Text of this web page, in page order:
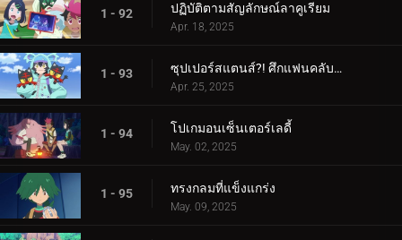
1 - 92 ปฏิบัติตามสัญลักษณ์ลาคูเรียม
Apr. 18, 2025
1 - 93 ซุปเปอร์สแตนส์?! ศึกแฟนคลับคุรุมิน!!
Apr. 25, 2025
1 - 94 โปเกมอนเซ็นเตอร์เลดี้
May. 02, 2025
1 - 95 ทรงกลมที่แข็งแกร่ง
May. 09, 2025